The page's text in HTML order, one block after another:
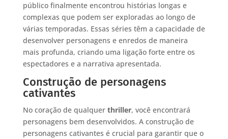
público finalmente encontrou histórias longas e
complexas que podem ser exploradas ao longo de
várias temporadas. Essas séries têm a capacidade de
desenvolver personagens e enredos de maneira
mais profunda, criando uma ligação forte entre os
espectadores e a narrativa apresentada.
Construção de personagens
cativantes
No coração de qualquer thriller, você encontrará
personagens bem desenvolvidos. A construção de
personagens cativantes é crucial para garantir que o